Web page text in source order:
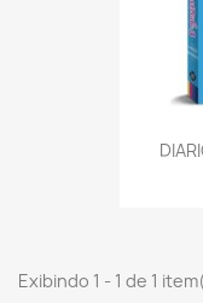
Exibindo 1 - 1 de 1